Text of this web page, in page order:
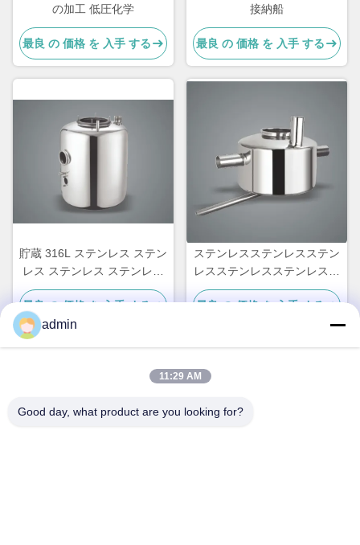
の加工 低圧化学
最良 の 価格 を 入手 する
接納船
最良 の 価格 を 入手 する
貯蔵 316L ステンレス ステン
レス ステンレス ステンレス
ステンレス
最良 の 価格 を 入手 する
ステンレスステンレスステン
レスステンレスステンレスス
テンレスステンレス
最良 の 価格 を 入手 する
admin
11:29 AM
Good day, what product are you looking for?